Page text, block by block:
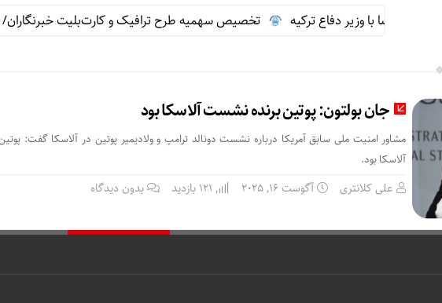
ابن‌الرضا با وزیر دفاع ترکیه تخصیص سهمیه طرح ترافیک و کارت‌بلیت خبرنگاران/
جان بولتون: پوتین برنده نشست آلاسکا بود
مشاور امنیت ملی سابق آمریکا درباره نشست دونالد ترامپ و ولادیمیر پوتین در آلاسکا گفت:
آلاسکا بود.
علی کلانتری آگوست 16, 2025 بدون دیدگاه